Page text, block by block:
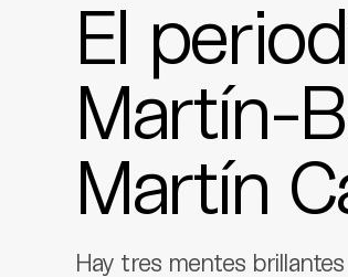
El
Martín-
Martín
Hay tres mentes